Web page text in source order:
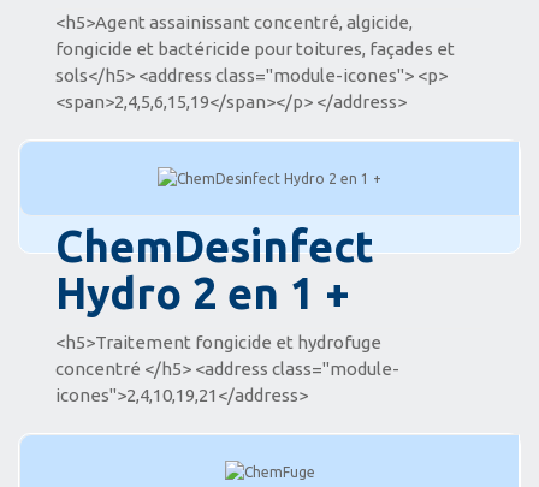
<h5>Agent assainissant concentré, algicide,
fongicide et bactéricide pour toitures, façades et
sols</h5> <address class="module-icones"> <p>
<span>2,4,5,6,15,19</span></p> </address>
ChemDesinfect
Hydro 2 en 1 +
<h5>Traitement fongicide et hydrofuge
concentré </h5> <address class="module-
icones">2,4,10,19,21</address>